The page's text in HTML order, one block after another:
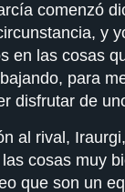
comenzó
y
en las cosas
para
disfrutar de
al rival,
cosas muy
que son un